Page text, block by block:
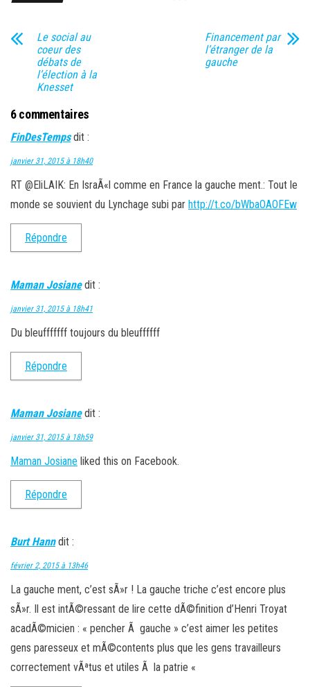
Le social au
coeur des
débats de
l’élection à la
Knesset
Financement par
l’étranger de la
gauche
6 commentaires
FinDesTemps dit :
janvier 31, 2015 à 18h40
RT @EliLAIK: En IsraÃ«l comme en France la gauche ment.: Tout le
monde se souvient du Lynchage subi par http://t.co/bWbaOAOFEw
Répondre
Maman Josiane dit :
janvier 31, 2015 à 18h41
Du bleufffffff toujours du bleuffffff
Répondre
Maman Josiane dit :
janvier 31, 2015 à 18h59
Maman Josiane liked this on Facebook.
Répondre
Burt Hann dit :
février 2, 2015 à 13h46
La gauche ment, c’est sÃ»r ! La gauche triche c’est encore plus
sÃ»r. Il est intÃ©ressant de lire cette dÃ©finition d’Henri Troyat
acadÃ©micien : « pencher Ã gauche » c’est aimer les petites
gens paresseux et mÃ©contents plus que les gens travailleurs
correctement vÃªtus et utiles Ã la patrie «